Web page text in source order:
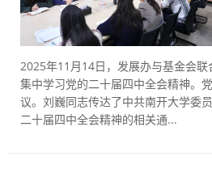
2025年11月14日，发展办与基金会联
集中学习党的二十届四中全会精神。
议。刘巍同志传达了中共南开大学委
二十届四中全会精神的相关通...